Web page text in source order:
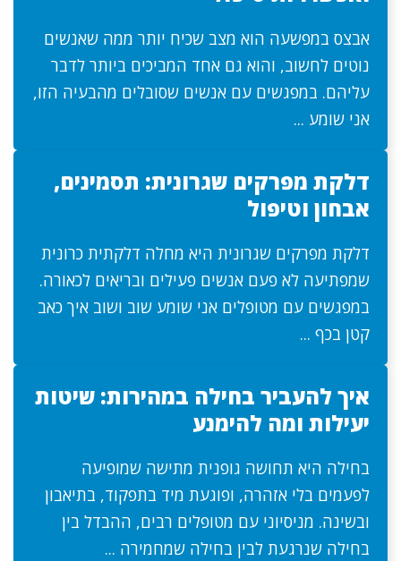
אבצס במפשעה הוא מצב שכיח יותר ממה שאנשים
נוטים לחשוב, והוא גם אחד המביכים ביותר לדבר
עליהם. במפגשים עם אנשים שסובלים מהבעיה הזו,
אני שומע ...
דלקת מפרקים שגרונית: תסמינים,
אבחון וטיפול
דלקת מפרקים שגרונית היא מחלה דלקתית כרונית
שמפתיעה לא פעם אנשים פעילים ובריאים לכאורה.
במפגשים עם מטופלים אני שומע שוב ושוב איך כאב
קטן בכף ...
איך להעביר בחילה במהירות: שיטות
יעילות ומה להימנע
בחילה היא תחושה גופנית מתישה שמופיעה
לפעמים בלי אזהרה, ופוגעת מיד בתפקוד, בתיאבון
ובשינה. מניסיוני עם מטופלים רבים, ההבדל בין
בחילה שנרגעת לבין בחילה שמחמירה ...